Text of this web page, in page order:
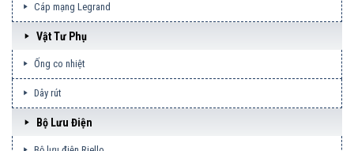
Cáp mạng Legrand
Vật Tư Phụ
Ống co nhiệt
Dây rút
Bộ Lưu Điện